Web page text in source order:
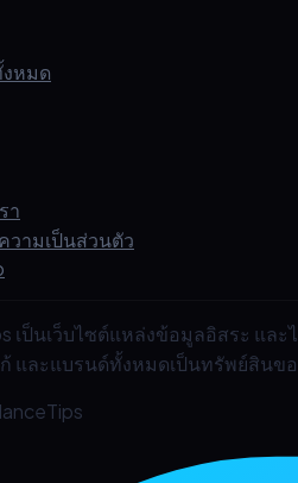
หมด
า
วามเป็นส่วนตัว
เป็นเว็บไซต์แหล่งข้อมูลอิสระ แ
และแบรนด์ทั้งหมดเป็นทรัพย์สินขอ